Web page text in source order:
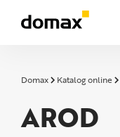
Domax Katalog online
AROD